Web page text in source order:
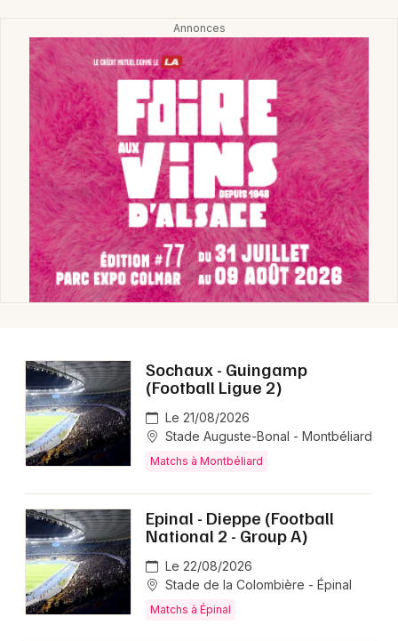
Sochaux - Guingamp
(Football Ligue 2)
Le 21/08/2026
Stade Auguste-Bonal - Montbéliard
Matchs à Montbéliard
Epinal - Dieppe (Football
National 2 - Group A)
Le 22/08/2026
Stade de la Colombière - Épinal
Matchs à Épinal